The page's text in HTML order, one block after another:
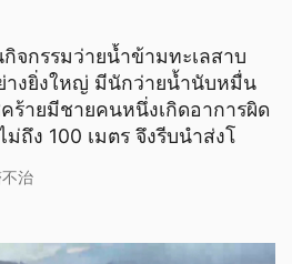
จกรรมว่ายน้ำข้ามทะเลสาบ
างยิ่งใหญ่ มีนักว่ายน้ำนับหมื่น
ร้ายมีชายคนหนึ่งเกิดอาการผิด
ถึง 100 เมตร จึงรีบนำส่งโ
治